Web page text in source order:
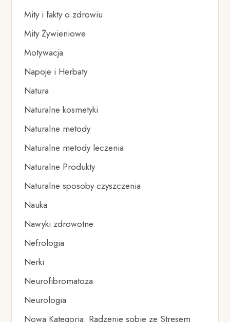
Mity i fakty o zdrowiu
Mity Żywieniowe
Motywacja
Napoje i Herbaty
Natura
Naturalne kosmetyki
Naturalne metody
Naturalne metody leczenia
Naturalne Produkty
Naturalne sposoby czyszczenia
Nauka
Nawyki zdrowotne
Nefrologia
Nerki
Neurofibromatoza
Neurologia
Nowa Kategoria: Radzenie sobie ze Stresem